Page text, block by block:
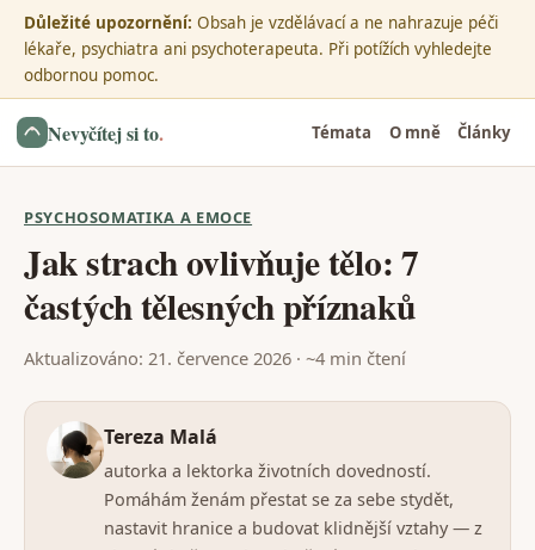
Důležité upozornění: Obsah je vzdělávací a ne nahrazuje péči
lékaře, psychiatra ani psychoterapeuta. Při potížích vyhledejte
odbornou pomoc.
Nevyčítej si to. Témata O mně Články
PSYCHOSOMATIKA A EMOCE
Jak strach ovlivňuje tělo: 7
častých tělesných příznaků
Aktualizováno: 21. července 2026 · ~4 min čtení
Tereza Malá
autorka a lektorka životních dovedností.
Pomáhám ženám přestat se za sebe stydět,
nastavit hranice a budovat klidnější vztahy — z